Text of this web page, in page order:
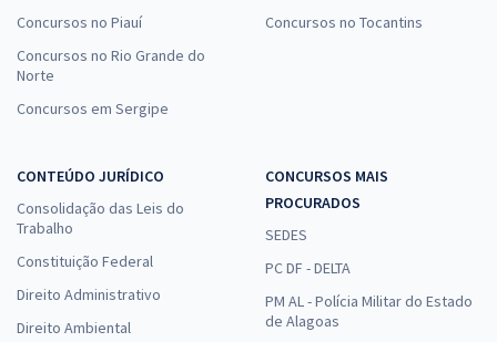
Concursos no Piauí
Concursos no Rio Grande do
Norte
Concursos em Sergipe
Concursos no Tocantins
CONTEÚDO JURÍDICO
Consolidação das Leis do
Trabalho
Constituição Federal
Direito Administrativo
Direito Ambiental
CONCURSOS MAIS
PROCURADOS
SEDES
PC DF - DELTA
PM AL - Polícia Militar do Estado
de Alagoas